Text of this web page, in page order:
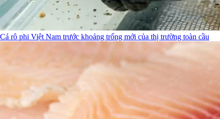
Cá rô phi Việt Nam trước khoảng trống mới của thị trường toàn cầu